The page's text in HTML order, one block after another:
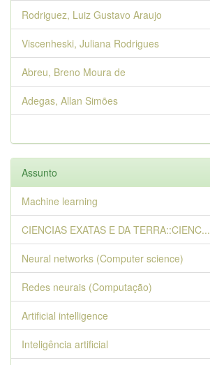
Rodriguez, Luiz Gustavo Araujo
Viscenheski, Juliana Rodrigues
Abreu, Breno Moura de
Adegas, Allan Simões
Assunto
Machine learning
CIENCIAS EXATAS E DA TERRA::CIENC...
Neural networks (Computer science)
Redes neurais (Computação)
Artificial intelligence
Inteligência artificial